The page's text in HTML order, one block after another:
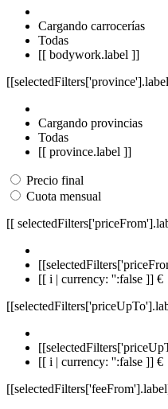
Cargando carrocerías
Todas
[[ bodywork.label ]]
Cargando provincias
Todas
[[ province.label ]]
Precio final
Cuota mensual
[[
[[ i | currency: '':false ]] €
[[ i | currency: '':false ]] €